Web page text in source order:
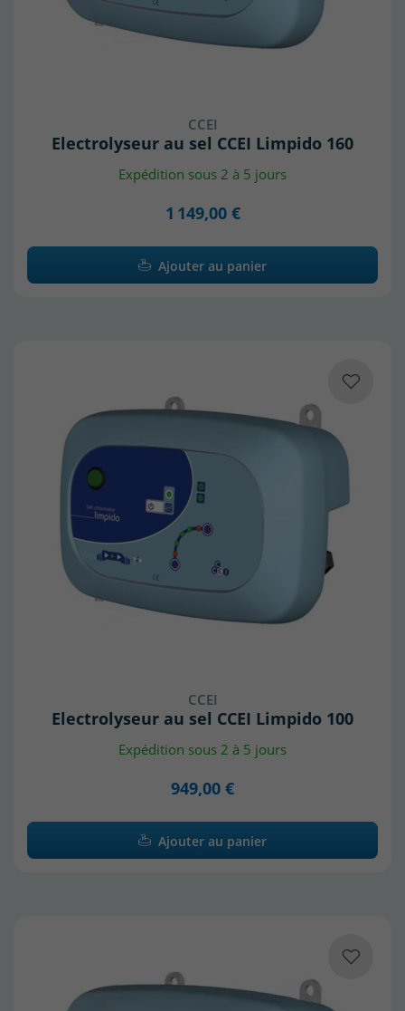
CCEI
Electrolyseur au sel CCEI Limpido 160
Expédition sous 2 à 5 jours
1 149,00 €
Ajouter au panier
CCEI
Electrolyseur au sel CCEI Limpido 100
Expédition sous 2 à 5 jours
949,00 €
Ajouter au panier